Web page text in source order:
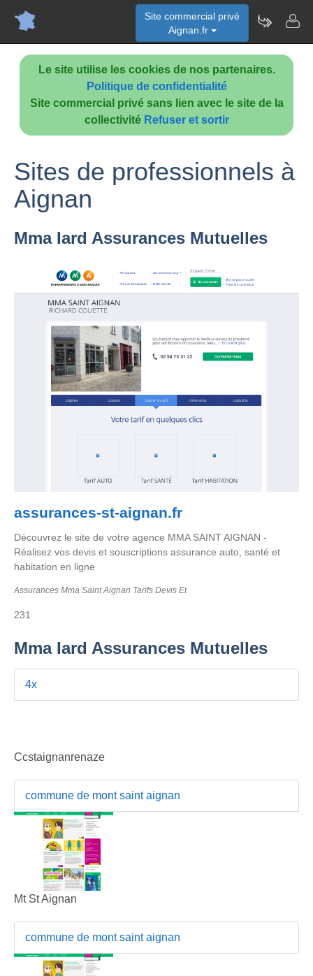
Le site utilise les cookies de nos partenaires.
Politique de confidentialité
Site commercial privé sans lien avec le site de la
collectivité Refuser et sortir
Site commercial privé
Aignan.fr
Sites de professionnels à
Aignan
Mma Iard Assurances Mutuelles
assurances-st-aignan.fr
Découvrez le site de votre agence MMA SAINT AIGNAN -
Réalisez vos devis et souscriptions assurance auto, santé et
habitation en ligne
Assurances Mma Saint Aignan Tarifs Devis Et
231
Mma Iard Assurances Mutuelles
4x
Ccstaignanrenaze
commune de mont saint aignan
Mt St Aignan
commune de mont saint aignan